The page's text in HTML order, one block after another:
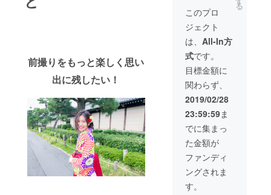
前撮りをもっと楽しく思い
出に残したい！
も、ヘ
アセッ
ト等は
別途ご
予約可
能で
す。
・完全
オー
ダーレ
ンタル
・着付
け付き
・ヘア
セット
付き ・
メイク
付き ・
小物レ
ンタル
付き ・
インス
タ前撮
り撮影
・公式
る
このプロ
ジェクト
は、 All-In方
式です。
目標金額に
関わらず、
2019/02/28
23:59:59ま
でに集まっ
た金額が
ファンディ
ングされま
す。